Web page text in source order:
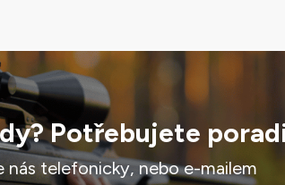
Potřebujete
nás telefonicky, nebo e-mailem